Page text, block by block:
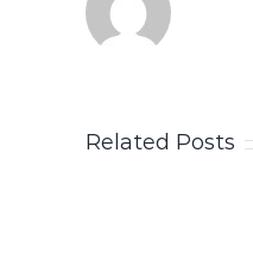
Related Posts